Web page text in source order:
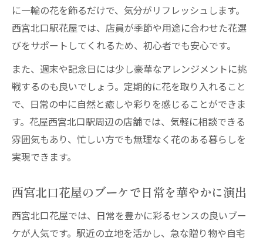
に一輪の花を飾るだけで、気分がリフレッシュします。
西宮北口駅花屋では、店員が季節や用途に合わせた花選
びをサポートしてくれるため、初心者でも安心です。
また、週末や記念日には少し豪華なアレンジメントに挑
戦するのも良いでしょう。定期的に花を取り入れること
で、日常の中に自然と癒しや彩りを感じることができま
す。花屋西宮北口駅周辺の店舗では、気軽に相談できる
雰囲気もあり、忙しい方でも無理なく花のある暮らしを
実現できます。
西宮北口花屋のブーケで日常を華やかに演出
西宮北口花屋では、日常を豊かに彩るセンスの良いブー
ケが人気です。駅近の立地を活かし、急な贈り物や自宅